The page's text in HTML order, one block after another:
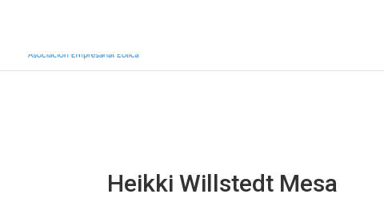
Heikki Willstedt Mesa